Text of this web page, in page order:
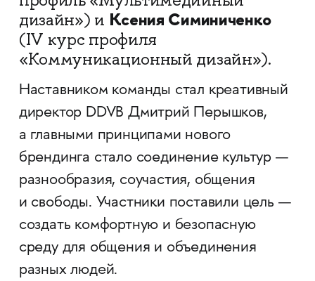
дизайн») и Ксения Симиниченко
(IV курс профиля
«Коммуникационный дизайн»).
Наставником команды стал креативный
директор DDVB Дмитрий Перышков,
а главными принципами нового
брендинга стало соединение культур —
разнообразия, соучастия, общения
и свободы. Участники поставили цель —
создать комфортную и безопасную
среду для общения и объединения
разных людей.